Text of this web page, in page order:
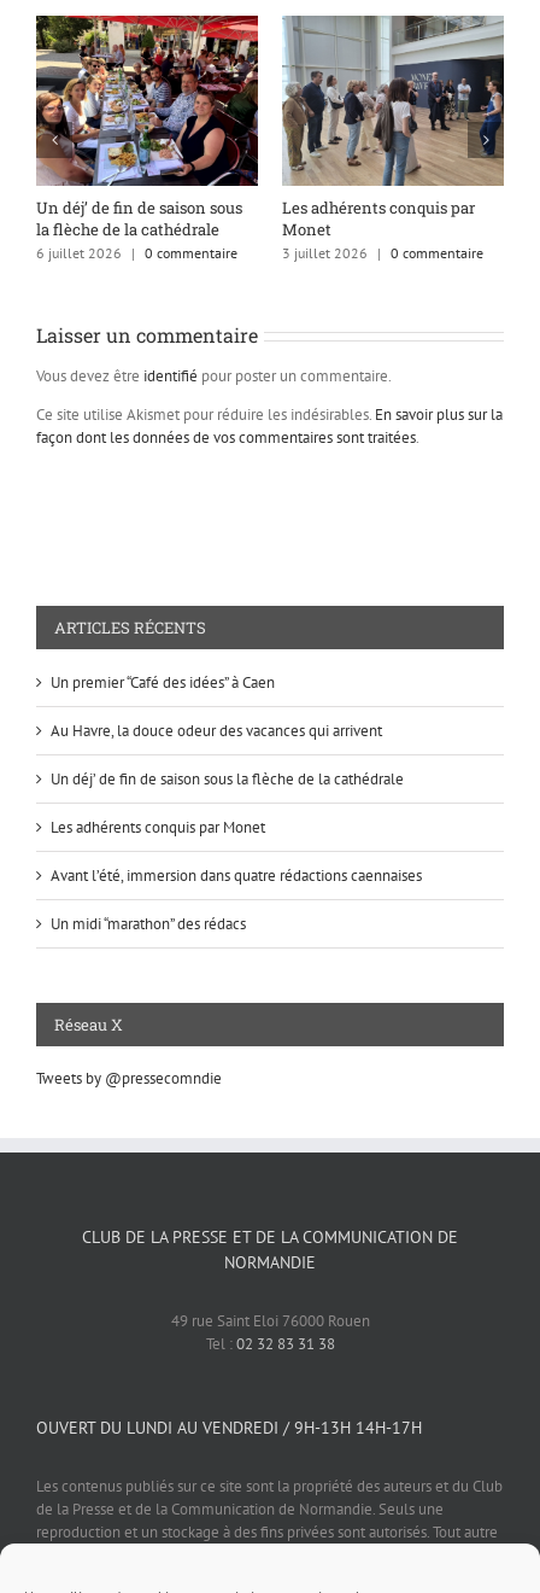
Un déj’ de fin de saison sous
la flèche de la cathédrale
6 juillet 2026 | 0 commentaire
Les adhérents conquis par
Monet
3 juillet 2026 | 0 commentaire
Laisser un commentaire
Vous devez être identifié pour poster un commentaire.
Ce site utilise Akismet pour réduire les indésirables. En savoir plus sur la
façon dont les données de vos commentaires sont traitées.
ARTICLES RÉCENTS
Un premier “Café des idées” à Caen
Au Havre, la douce odeur des vacances qui arrivent
Un déj’ de fin de saison sous la flèche de la cathédrale
Les adhérents conquis par Monet
Avant l’été, immersion dans quatre rédactions caennaises
Un midi “marathon” des rédacs
Réseau X
Tweets by @pressecomndie
CLUB DE LA PRESSE ET DE LA COMMUNICATION DE
NORMANDIE
49 rue Saint Eloi 76000 Rouen
Tel :02 32 83 31 38
OUVERT DU LUNDI AU VENDREDI / 9H-13H 14H-17H
Les contenus publiés sur ce site sont la propriété des auteurs et du Club
de la Presse et de la Communication de Normandie. Seuls une
reproduction et un stockage à des fins privées sont autorisés. Tout autre